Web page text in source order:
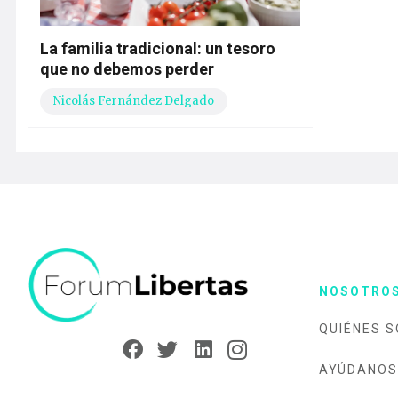
La familia tradicional: un tesoro
que no debemos perder
Nicolás Fernández Delgado
NOSOTROS
QUIÉNES
AYÚDANOS